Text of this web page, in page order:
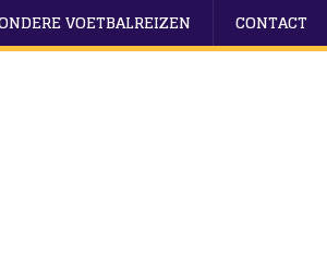
VOETBALREIZEN CONTACT